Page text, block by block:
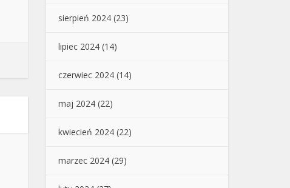
sierpień 2024 (23)
lipiec 2024 (14)
czerwiec 2024 (14)
maj 2024 (22)
kwiecień 2024 (22)
marzec 2024 (29)